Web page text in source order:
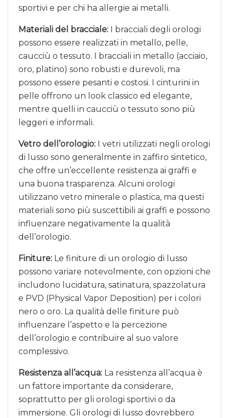
sportivi e per chi ha allergie ai metalli.
Materiali del bracciale: I bracciali degli orologi
possono essere realizzati in metallo, pelle,
caucciù o tessuto. I bracciali in metallo (acciaio,
oro, platino) sono robusti e durevoli, ma
possono essere pesanti e costosi. I cinturini in
pelle offrono un look classico ed elegante,
mentre quelli in caucciù o tessuto sono più
leggeri e informali.
Vetro dell’orologio: I vetri utilizzati negli orologi
di lusso sono generalmente in zaffiro sintetico,
che offre un’eccellente resistenza ai graffi e
una buona trasparenza. Alcuni orologi
utilizzano vetro minerale o plastica, ma questi
materiali sono più suscettibili ai graffi e possono
influenzare negativamente la qualità
dell’orologio.
Finiture: Le finiture di un orologio di lusso
possono variare notevolmente, con opzioni che
includono lucidatura, satinatura, spazzolatura
e PVD (Physical Vapor Deposition) per i colori
nero o oro. La qualità delle finiture può
influenzare l’aspetto e la percezione
dell’orologio e contribuire al suo valore
complessivo.
Resistenza all’acqua: La resistenza all’acqua è
un fattore importante da considerare,
soprattutto per gli orologi sportivi o da
immersione. Gli orologi di lusso dovrebbero